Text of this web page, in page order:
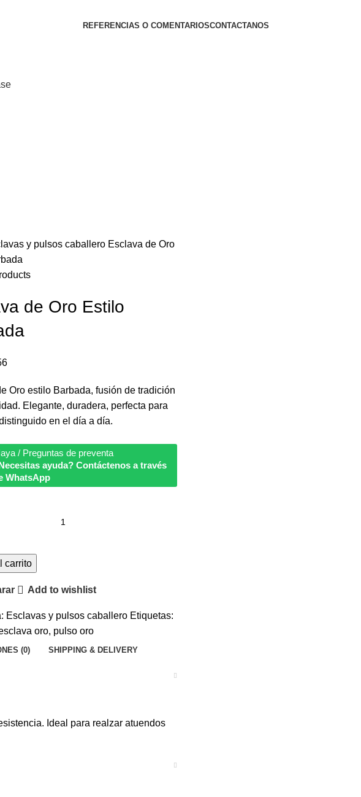
REFERENCIAS O COMENTARIOSCONTACTANOS
y pulsos caballero Esclava de Oro
de Oro Estilo
Oro estilo Barbada, fusión de tradición
Elegante, duradera, perfecta para
en el día a día.
/ Preguntas de preventa
ayuda? Contáctenos a través
WhatsApp
carrito
Add to wishlist
Esclavas y pulsos caballero Etiquetas:
oro, pulso oro
(0) SHIPPING & DELIVERY
Ideal para realzar atuendos